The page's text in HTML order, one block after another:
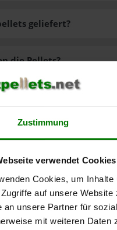
Zustimmung
verwendet Cookies
Cookies, um
auf unsere
an unsere Partner für
mit weiteren Daten
geliefert?
es?
die Pellets?
der Pellets?